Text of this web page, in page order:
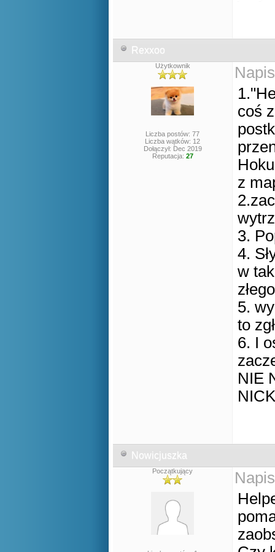
Rexxoo
Użytkownik
Liczba postów: 77
Liczba wątków: 12
Dołączył: Dec 2019
Reputacja: 27
coś
z
3.
4.
w
5.
to
6. I
NIE
Nowicjuszka
Początkujący